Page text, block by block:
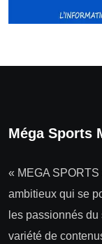
Méga Sports
« MEGA
ambitieux qui se
les passionnés
variété de